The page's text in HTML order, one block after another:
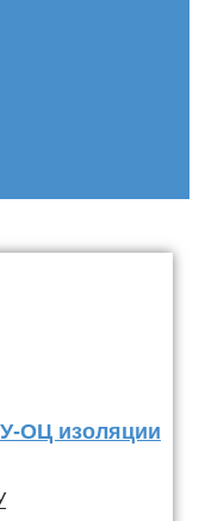
ОЦ изоляции